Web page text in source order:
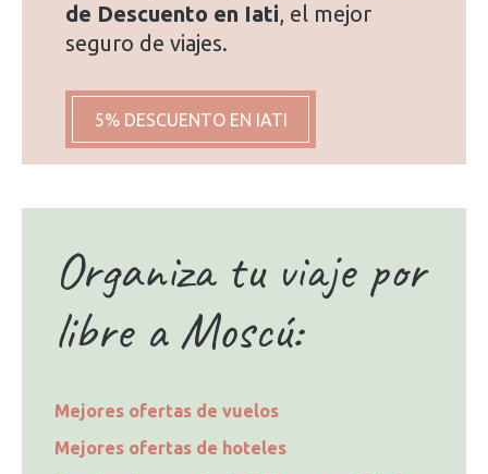
de Descuento en Iati, el mejor
seguro de viajes.
5% DESCUENTO EN IATI
Organiza tu viaje por
libre a Moscú:
Mejores ofertas de vuelos
Mejores ofertas de hoteles